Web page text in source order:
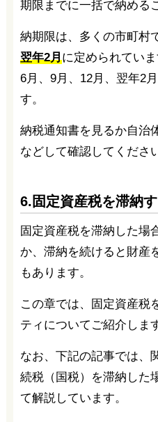
期限までに一括で納める
納期限は、多くの市町村
翌年2月に定められてい
6月、9月、12月、翌年2
す。
納税通知書を見るか自治
などして確認してくださ
6.固定資産税を滞納
固定資産税を滞納した場
か、滞納を続けると財産
もあります。
この章では、固定資産税
ティについてご紹介しま
なお、下記の記事では、
続税（国税）を滞納した
て解説しています。